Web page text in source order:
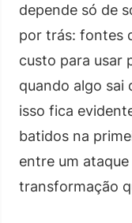
depende só de
por trás: fontes
custo para usar
quando algo sai
isso fica
batidos na
entre um
transformação